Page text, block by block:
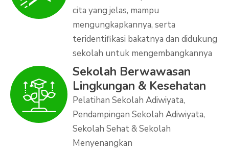
cita yang jelas, mampu
mengungkapkannya, serta
teridentifikasi bakatnya dan didukung
sekolah untuk mengembangkannya
Sekolah Berwawasan
Lingkungan & Kesehatan
Pelatihan Sekolah Adiwiyata,
Pendampingan Sekolah Adiwiyata,
Sekolah Sehat & Sekolah
Menyenangkan